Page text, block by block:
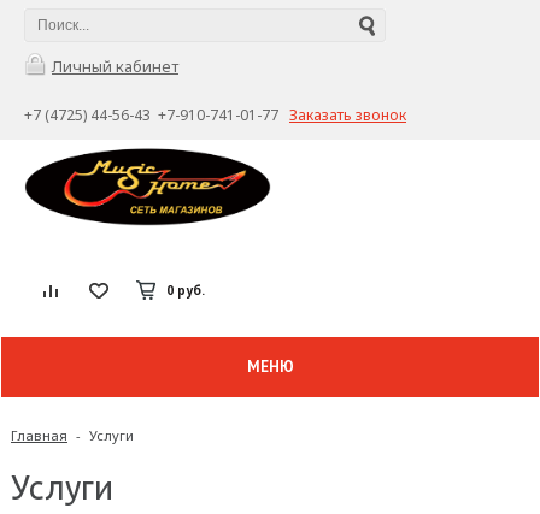
Личный кабинет
+7 (4725) 44-56-43 +7-910-741-01-77 Заказать звонок
0 руб.
МЕНЮ
Главная - Услуги
Услуги